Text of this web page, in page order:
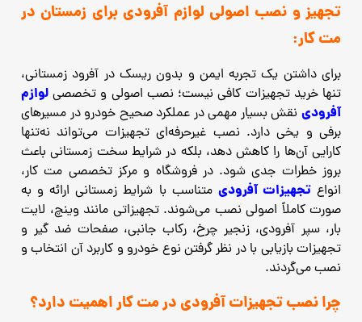
تجهیز و نصب اصولی لوازم آفرودی برای زمستان در
مت‌ کار:
برای داشتن یک تجربه ایمن و بدون ریسک در آفرود زمستانی،
تنها خرید تجهیزات کافی نیست؛ نصب اصولی و تخصصی لوازم
آفرودی نقش بسیار مهمی در عملکرد صحیح خودرو در مسیرهای
برفی و یخی دارد. نصب غیرحرفه‌ای تجهیزات می‌تواند نه‌تنها
کارایی آن‌ها را کاهش دهد، بلکه در شرایط سخت زمستانی باعث
بروز خطرات جدی شود. در فروشگاه و مرکز تخصصی مت ‌کار،
انواعتجهیزات آفرودی متناسب با شرایط زمستانی ارائه و به‌
صورت کاملاً اصولی نصب می‌شوند. تجهیزاتی مانند وینچ، لایت
‌بار، سپر آفرودی، زنجیر چرخ، رکاب جانبی، صفحات ضد گیر و
تجهیزات بازیابی با در نظر گرفتن نوع خودرو و کاربرد آن انتخاب و
نصب می‌گردند.
چرا نصب تجهیزات آفرودی در مت‌ کار اهمیت دارد؟